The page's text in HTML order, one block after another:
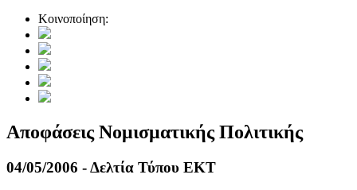
Κοινοποίηση:
Αποφάσεις Νομισματικής Πολιτικής
04/05/2006 - Δελτία Τύπου ΕΚΤ